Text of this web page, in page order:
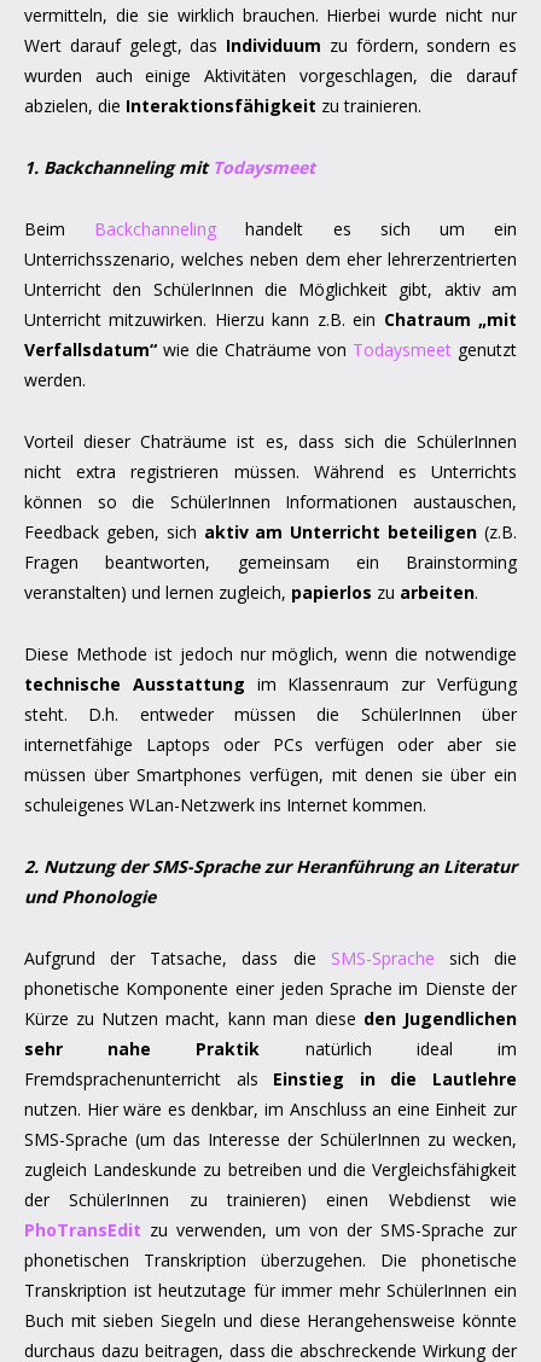
vermitteln, die sie wirklich brauchen. Hierbei wurde nicht nur
Wert darauf gelegt, das Individuum zu fördern, sondern es
wurden auch einige Aktivitäten vorgeschlagen, die darauf
abzielen, die Interaktionsfähigkeit zu trainieren.
1. Backchanneling mit Todaysmeet
Beim Backchannelinghandelt es sich um ein
Unterrichsszenario, welches neben dem eher lehrerzentrierten
Unterricht den SchülerInnen die Möglichkeit gibt, aktiv am
Unterricht mitzuwirken. Hierzu kann z.B. ein Chatraum „mit
Verfallsdatum“ wie die Chaträume von Todaysmeet genutzt
werden.
Vorteil dieser Chaträume ist es, dass sich die SchülerInnen
nicht extra registrieren müssen. Während es Unterrichts
können so die SchülerInnen Informationen austauschen,
Feedback geben, sich aktiv am Unterricht beteiligen (z.B.
Fragen beantworten, gemeinsam ein Brainstorming
veranstalten) und lernen zugleich, papierlos zu arbeiten.
Diese Methode ist jedoch nur möglich, wenn die notwendige
technische Ausstattung im Klassenraum zur Verfügung
steht. D.h. entweder müssen die SchülerInnen über
internetfähige Laptops oder PCs verfügen oder aber sie
müssen über Smartphones verfügen, mit denen sie über ein
schuleigenes WLan-Netzwerk ins Internet kommen.
2. Nutzung der SMS-Sprache zur Heranführung an Literatur
und Phonologie
Aufgrund der Tatsache, dass die SMS-Sprache sich die
phonetische Komponente einer jeden Sprache im Dienste der
Kürze zu Nutzen macht, kann man diese den Jugendlichen
sehr nahe Praktik natürlich ideal im
Fremdsprachenunterricht als Einstieg in die Lautlehre
nutzen. Hier wäre es denkbar, im Anschluss an eine Einheit zur
SMS-Sprache (um das Interesse der SchülerInnen zu wecken,
zugleich Landeskunde zu betreiben und die Vergleichsfähigkeit
der SchülerInnen zu trainieren) einen Webdienst wie
PhoTransEdit zu verwenden, um von der SMS-Sprache zur
phonetischen Transkription überzugehen. Die phonetische
Transkription ist heutzutage für immer mehr SchülerInnen ein
Buch mit sieben Siegeln und diese Herangehensweise könnte
durchaus dazu beitragen, dass die abschreckende Wirkung der